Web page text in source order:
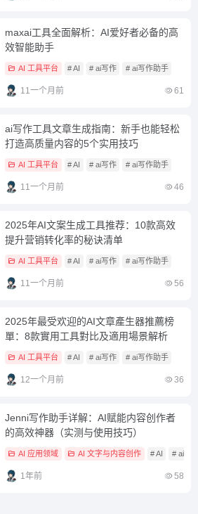
maxai工具全面解析：AI爱好者必备的高
效智能助手
AI 工具平台 # AI # ai写作 # ai写作助手
11一个月前 61
ai写作工具文章生成指南：新手也能轻松
打造高质量内容的5个实用技巧
AI 工具平台 # AI # ai写作 # ai写作助手
11一个月前 46
2025年AI文案生成工具推荐：10款高效
提升营销转化率的秘诀清单
AI 工具平台 # AI # ai写作 # ai写作助手
11一个月前 56
2025年最受欢迎的AI文章產生器推薦榜
單：8款實用工具對比及適用場景解析
AI 工具平台 # AI # ai写作 # ai写作助手
12一个月前 36
Jenni写作助手详解：AI赋能内容创作者
的高效神器（实测与使用技巧）
AI 应用领域 AI 文字与内容创作 # AI # ai写
1年前 58